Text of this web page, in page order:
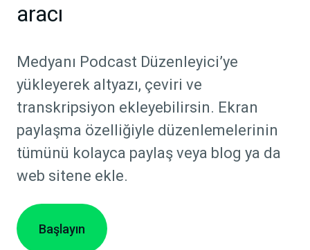
aracı
Medyanı Podcast Düzenleyici’ye
yükleyerek altyazı, çeviri ve
transkripsiyon ekleyebilirsin. Ekran
paylaşma özelliğiyle düzenlemelerinin
tümünü kolayca paylaş veya blog ya da
web sitene ekle.
Başlayın